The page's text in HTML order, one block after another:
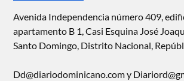
Avenida Independencia número 409,
apartamento B 1, Casi Esquina José
Santo Domingo, Distrito Nacional,
Dd@diariodominicano.com y